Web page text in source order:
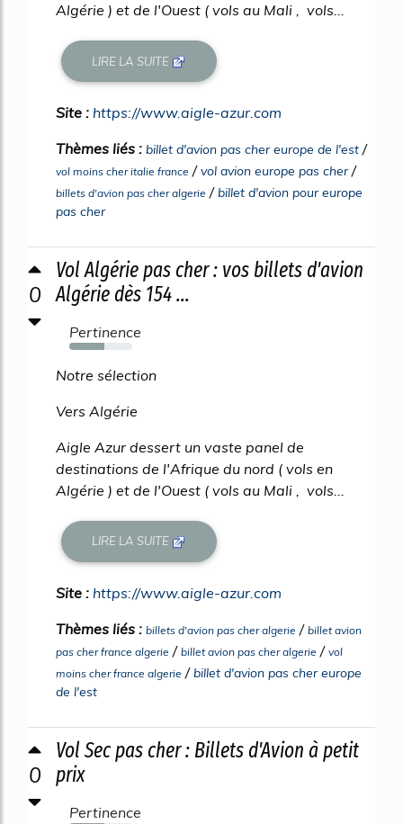
Algérie ) et de l'Ouest ( vols au Mali , vols...
LIRE LA SUITE
Site : https://www.aigle-azur.com
Thèmes liés : billet d'avion pas cher europe de l'est /
vol moins cher italie france /vol avion europe pas cher/
billets d'avion pas cher algerie /billet d'avion pour europe
pas cher
0
Vol Algérie pas cher : vos billets d'avion
Algérie dès 154 ...
Pertinence
55%
Notre sélection
Vers Algérie
Aigle Azur dessert un vaste panel de
destinations de l'Afrique du nord ( vols en
Algérie ) et de l'Ouest ( vols au Mali , vols...
LIRE LA SUITE
Site : https://www.aigle-azur.com
Thèmes liés : billets d'avion pas cher algerie / billet avion
pas cher france algerie / billet avion pas cher algerie / vol
moins cher france algerie /billet d'avion pas cher europe
de l'est
0
Vol Sec pas cher : Billets d'Avion à petit
prix
Pertinence